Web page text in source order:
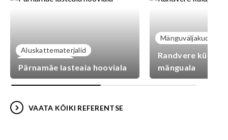
Aluskattematerjalid
Pärnamäe lasteaia hooviala
Mänguväljakud
Randvere
mänguala
VAATA KÕIKI REFERENTSE